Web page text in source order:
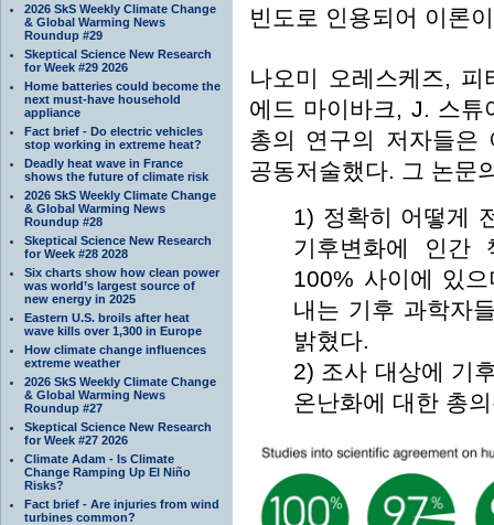
2026 SkS Weekly Climate Change
& Global Warming News
Roundup #29
Skeptical Science New Research
for Week #29 2026
Home batteries could become the
next must-have household
appliance
Fact brief - Do electric vehicles
stop working in extreme heat?
Deadly heat wave in France
shows the future of climate risk
2026 SkS Weekly Climate Change
& Global Warming News
Roundup #28
Skeptical Science New Research
for Week #28 2028
Six charts show how clean power
was world’s largest source of
new energy in 2025
Eastern U.S. broils after heat
wave kills over 1,300 in Europe
How climate change influences
extreme weather
2026 SkS Weekly Climate Change
& Global Warming News
Roundup #27
Skeptical Science New Research
for Week #27 2026
Climate Adam - Is Climate
Change Ramping Up El Niño
Risks?
Fact brief - Are injuries from wind
turbines common?
빈도로 인용되어 이론
나오미 오레스케즈,
에드 마이바크, J. 스
총의 연구의 저자들은
공동저술했다. 그 논문
1) 정확히 어떻게
기후변화에 인간
100% 사이에 있
내는 기후 과학자
밝혔다.
2) 조사 대상에 기
온난화에 대한 총